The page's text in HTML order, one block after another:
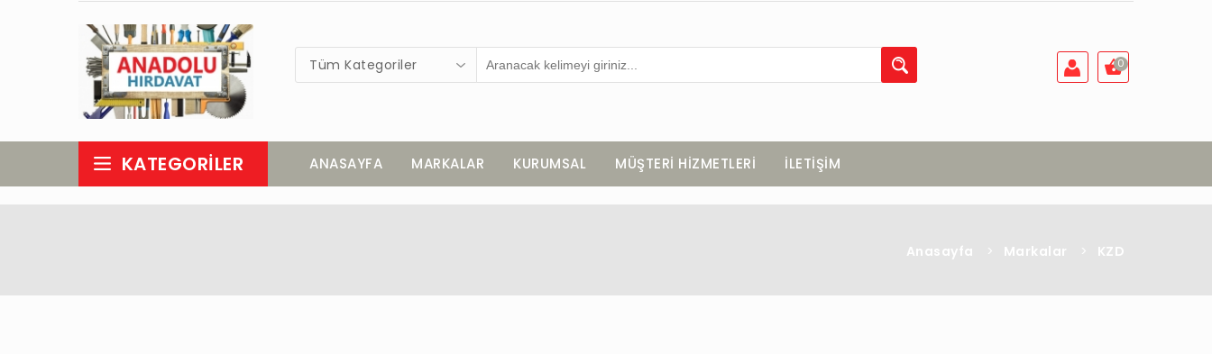
Tüm Kategoriler 0
KATEGORILER ANASAYFA MARKALAR KURUMSAL MÜŞTERİ HİZMETLERİ İLETİŞİM
Anasayfa > Markalar > KZD